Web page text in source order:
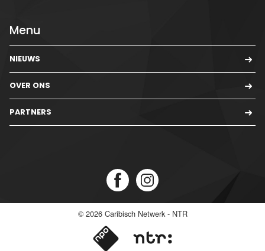
Menu
NIEUWS
OVER ONS
PARTNERS
© 2026 Caribisch Netwerk - NTR